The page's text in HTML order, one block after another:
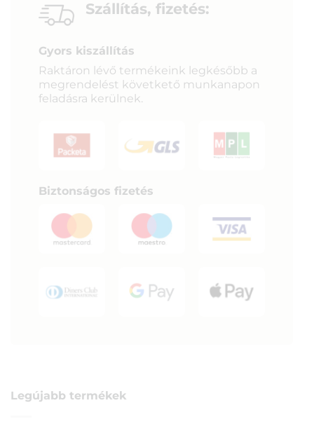
Szállítás, fizetés:
Gyors kiszállítás
Raktáron lévő termékeink legkésőbb a
megrendelést követkető munkanapon
feladásra kerülnek.
Biztonságos fizetés
Legújabb termékek